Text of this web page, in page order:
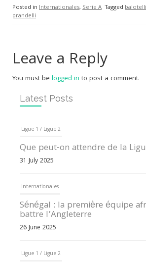
Posted in Internationales, Serie A Tagged balotelli
prandelli
Leave a Reply
You must be logged in to post a comment.
Latest Posts
Ligue 1 / Ligue 2
Que peut-on attendre de la
31 July 2025
Internationales
Sénégal : la première équipe
battre l’Angleterre
26 June 2025
Ligue 1 / Ligue 2